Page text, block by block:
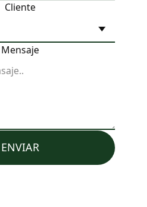
Cliente
Mensaje
ENVIAR